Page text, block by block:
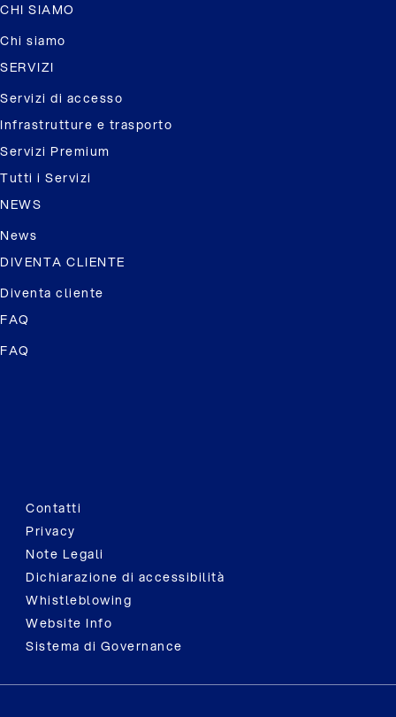
CHI SIAMO
Chi siamo
SERVIZI
Servizi di accesso
Infrastrutture e trasporto
Servizi Premium
Tutti i Servizi
NEWS
News
DIVENTA CLIENTE
Diventa cliente
FAQ
FAQ
Contatti
Privacy
Note Legali
Dichiarazione di accessibilità
Whistleblowing
Website Info
Sistema di Governance